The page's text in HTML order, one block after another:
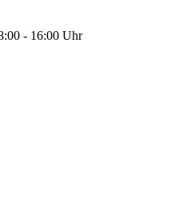
- 16:00 Uhr